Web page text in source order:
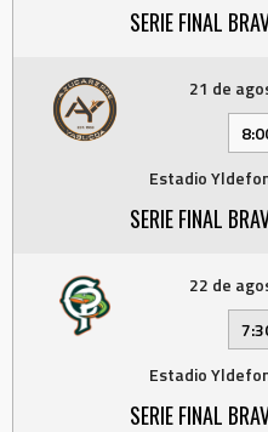
SERIE FINAL
21 de
Estadio
SERIE FINAL
22 de
Estadio
SERIE FINAL